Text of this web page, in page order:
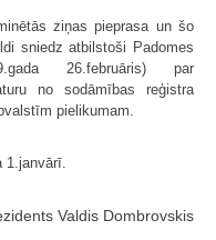
ziņas pieprasa un šo
sniedz atbilstoši Padomes
26.februāris) par
no sodāmības reģistra
pielikumam.
1.janvārī.
Valdis Dombrovskis